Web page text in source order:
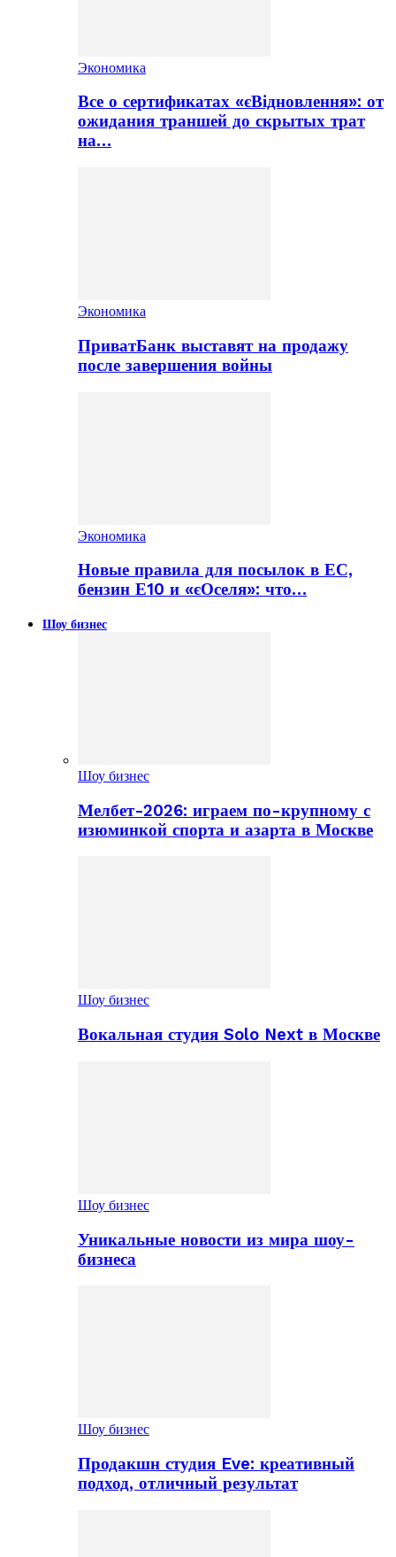
Экономика
Все о сертификатах «єВідновлення»: от
ожидания траншей до скрытых трат
на…
Экономика
ПриватБанк выставят на продажу
после завершения войны
Экономика
Новые правила для посылок в ЕС,
бензин Е10 и «єОселя»: что…
Шоу бизнес
Шоу бизнес
Мелбет-2026: играем по-крупному с
изюминкой спорта и азарта в Москве
Шоу бизнес
Вокальная студия Solo Next в Москве
Шоу бизнес
Уникальные новости из мира шоу-
бизнеса
Шоу бизнес
Продакшн студия Eve: креативный
подход, отличный результат